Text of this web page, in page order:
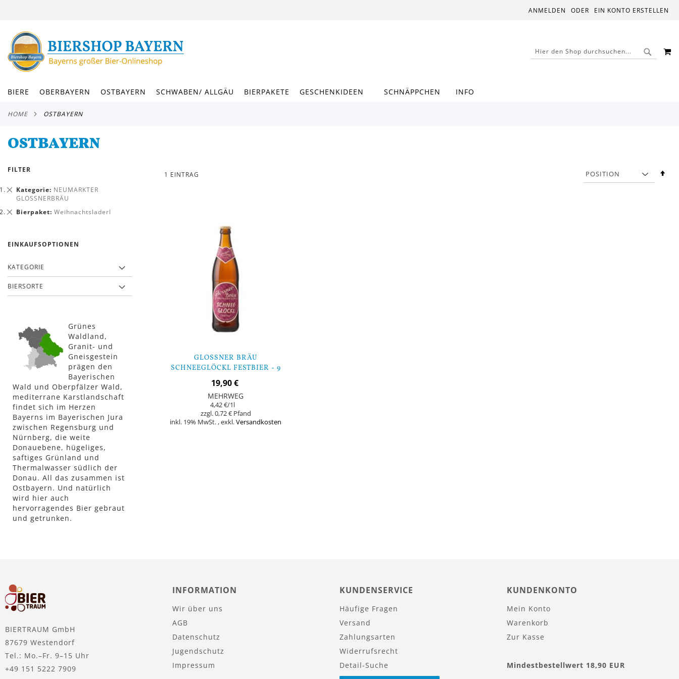
INHALT
ANMELDEN EIN KONTO ERSTELLEN
SUCHE
BIERE OBERBAYERN OSTBAYERN SCHWABEN/ ALLGÄU BIERPAKETE GESCHENKIDEEN SCHNÄPPCHEN INFO
HOME OSTBAYERN
OSTBAYERN
1 EINTRAG
GLOSSNER BRÄU
SCHNEEGLÖCKL FESTBIER - 9
FLASCHEN
19,90 €
MEHRWEG
4,42 €/1l
0,72 €
inkl. 19% MwSt.,exkl.Versandkosten
FILTER
Kategorie NEUMARKTER
GLOSSNERBRÄU
Dies
entfernen
Bierpaket Weihnachtsladerl
Dies
EINKAUFSOPTIONEN
KATEGORIE
BIERSORTE
Grünes
Waldland,
Granit- und
Gneisgestein
prägen den
Bayerischen
Wald und Oberpfälzer Wald,
mediterrane Karstlandschaft
findet sich im Herzen
Bayerns im Bayerischen Jura
zwischen Regensburg und
Nürnberg, die weite
Donauebene, hügeliges,
saftiges Grünland und
Thermalwasser südlich der
Donau. All das zusammen ist
Ostbayern. Und natürlich
wird hier auch
hervorragendes Bier gebraut
und getrunken.
BIERTRAUM GmbH
87679 Westendorf
Tel.: Mo.–Fr. 9–15 Uhr
+49 151 5222 7909
INFORMATION
Wir über uns
AGB
Datenschutz
Jugendschutz
Impressum
KUNDENSERVICE
Häufige Fragen
Versand
Zahlungsarten
Widerrufsrecht
Detail-Suche
KUNDENKONTO
Mein Konto
Warenkorb
Zur Kasse
Mindestbestellwert 18,90 EUR